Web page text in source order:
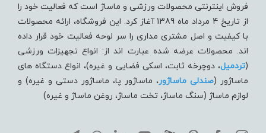
فروش اینترنتی محصولات ورزشی و ماساژ است که فعالیت خود را
از تاریخ 4 مرداد ماه 1389 آغاز کرد. این فروشگاه، ارائه محصولات
با کیفیت و اصل مشتری مداری را سر لوحه فعالیت خود قرار داده
اند. محصولات عرضه شده عبارت اند از: انواع تجهیزات ورزشی
(تردميل، دوچرخه ثابت، اسکی فضایی و غیره)، انواع دستگاه های
ماساژور (صندلی ماساژور، ماساژور پا، ماساژور دستی و غیره) و
لوازم ماساژ (سنگ ماساژ، تخت ماساژ، روغن ماساژ و غیره)